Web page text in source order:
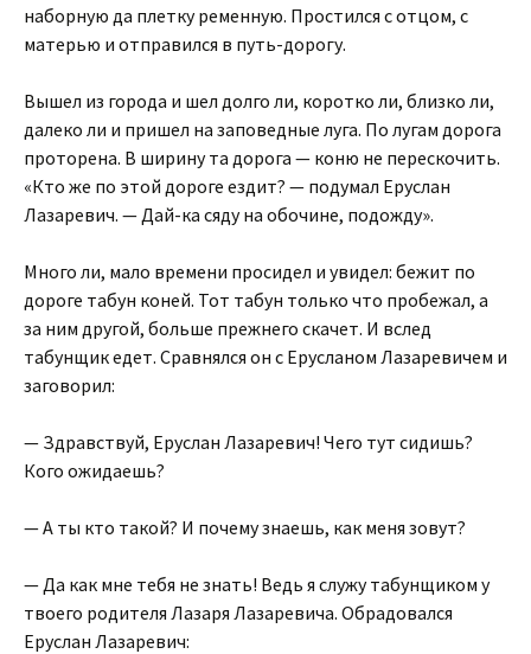
наборную да плетку ременную. Простился с отцом, с
матерью и отправился в путь-дорогу.
Вышел из города и шел долго ли, коротко ли, близко ли,
далеко ли и пришел на заповедные луга. По лугам дорога
проторена. В ширину та дорога — коню не перескочить.
«Кто же по этой дороге ездит? — подумал Еруслан
Лазаревич. — Дай-ка сяду на обочине, подожду».
Много ли, мало времени просидел и увидел: бежит по
дороге табун коней. Тот табун только что пробежал, а
за ним другой, больше прежнего скачет. И вслед
табунщик едет. Сравнялся он с Ерусланом Лазаревичем и
заговорил:
— Здравствуй, Еруслан Лазаревич! Чего тут сидишь?
Кого ожидаешь?
— А ты кто такой? И почему знаешь, как меня зовут?
— Да как мне тебя не знать! Ведь я служу табунщиком у
твоего родителя Лазаря Лазаревича. Обрадовался
Еруслан Лазаревич: